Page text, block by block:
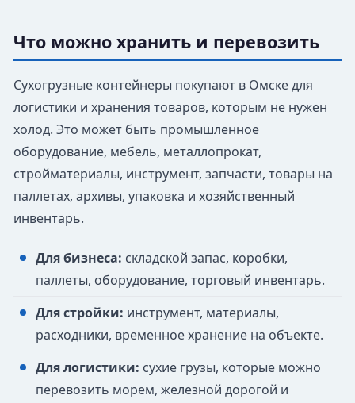
Что можно хранить и перевозить
Сухогрузные контейнеры покупают в Омске для
логистики и хранения товаров, которым не нужен
холод. Это может быть промышленное
оборудование, мебель, металлопрокат,
стройматериалы, инструмент, запчасти, товары на
паллетах, архивы, упаковка и хозяйственный
инвентарь.
Для бизнеса: складской запас, коробки,
паллеты, оборудование, торговый инвентарь.
Для стройки: инструмент, материалы,
расходники, временное хранение на объекте.
Для логистики: сухие грузы, которые можно
перевозить морем, железной дорогой и